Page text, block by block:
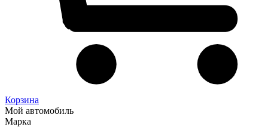
Корзина
Мой автомобиль
Марка